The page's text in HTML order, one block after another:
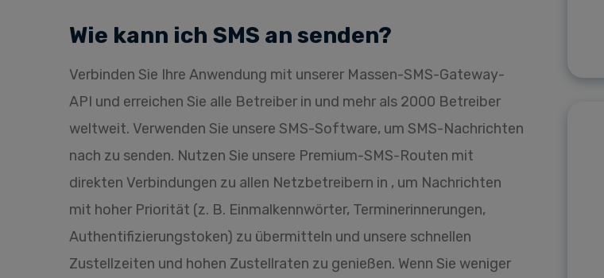
Wie kann ich SMS an senden?
Verbinden Sie Ihre Anwendung mit unserer Massen-SMS-Gateway-
API und erreichen Sie alle Betreiber in und mehr als 2000 Betreiber
weltweit. Verwenden Sie unsere SMS-Software, um SMS-Nachrichten
nach zu senden. Nutzen Sie unsere Premium-SMS-Routen mit
direkten Verbindungen zu allen Netzbetreibern in , um Nachrichten
mit hoher Priorität (z. B. Einmalkennwörter, Terminerinnerungen,
Authentifizierungstoken) zu übermitteln und unsere schnellen
Zustellzeiten und hohen Zustellraten zu genießen. Wenn Sie weniger